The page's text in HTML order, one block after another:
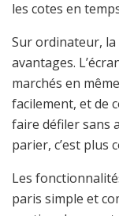
les cotes en
Sur ordinateur,
avantages.
marchés en
facilement, et de
faire défiler sans
parier, c’est plus
Les
paris simple et